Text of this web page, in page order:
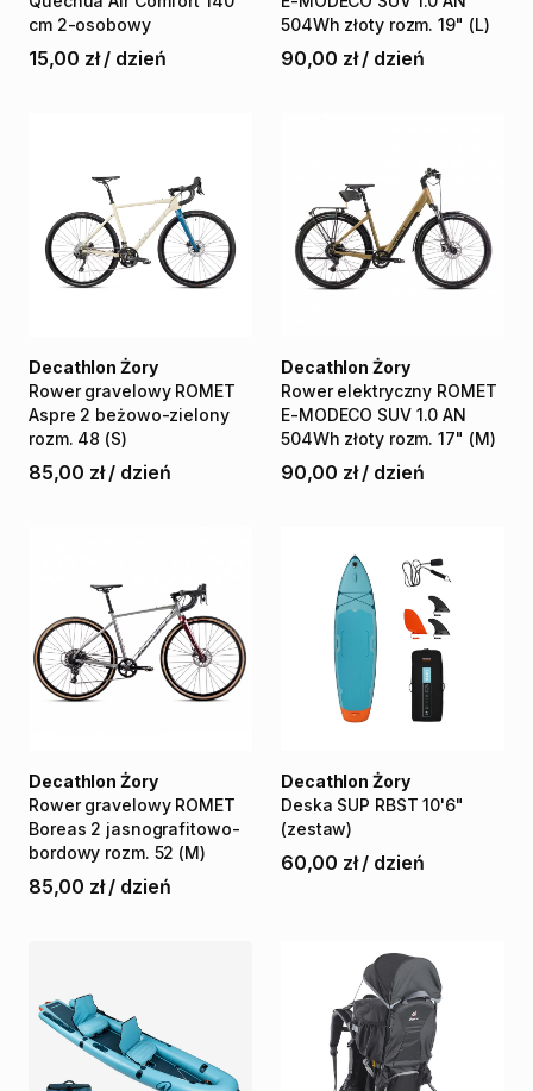
cm 2-osobowy
15,00 zł / dzień
504Wh złoty rozm. 19" (L)
90,00 zł / dzień
Rower gravelowy ROMET
Aspre 2 beżowo-zielony
rozm. 48 (S)
Decathlon Żory
85,00 zł / dzień
Rower elektryczny ROMET
E-MODECO SUV 1.0 AN
504Wh złoty rozm. 17" (M)
Decathlon Żory
90,00 zł / dzień
Rower gravelowy ROMET
Boreas 2 jasnografitowo-
bordowy rozm. 52 (M)
Decathlon Żory
85,00 zł / dzień
Deska SUP RBST 10'6"
(zestaw)
Decathlon Żory
60,00 zł / dzień